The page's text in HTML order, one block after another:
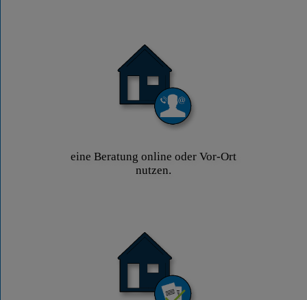
eine Beratung online oder Vor-Ort
nutzen.